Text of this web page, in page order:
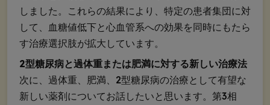
しました。これらの結果により、特定の患者集団に対
して、血糖値低下と心血管系への効果を同時にもたら
す治療選択肢が拡大しています。
2型糖尿病と過体重または肥満に対する新しい治療法
次に、過体重、肥満、2型糖尿病の治療として有望な
新しい薬剤についてお話したいと思います。第3相